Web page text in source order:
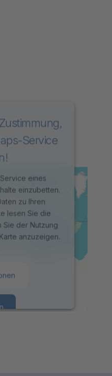
Service
eines
einzubetten.
zu Ihren
lesen Sie die
Sie der Nutzung
anzuzeigen.